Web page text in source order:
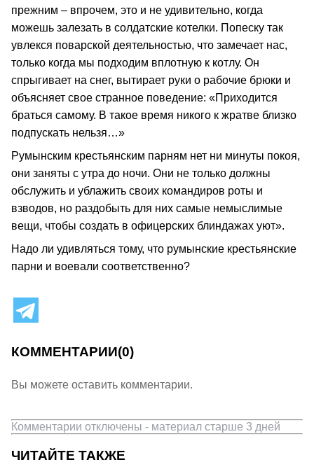
прежним – впрочем, это и не удивительно, когда
можешь залезать в солдатские котелки. Попеску так
увлекся поварской деятельностью, что замечает нас,
только когда мы подходим вплотную к котлу. Он
спрыгивает на снег, вытирает руки о рабочие брюки и
объясняет свое странное поведение: «Приходится
браться самому. В такое время никого к жратве близко
подпускать нельзя…»
Румынским крестьянским парням нет ни минуты покоя,
они заняты с утра до ночи. Они не только должны
обслужить и ублажить своих командиров роты и
взводов, но раздобыть для них самые немыслимые
вещи, чтобы создать в офицерских блиндажах уют».
Надо ли удивляться тому, что румынские крестьянские
парни и воевали соответственно?
КОММЕНТАРИИ(0)
Вы можете оставить комментарии.
Комментарии отключены - материал старше 3 дней
ЧИТАЙТЕ ТАКЖЕ